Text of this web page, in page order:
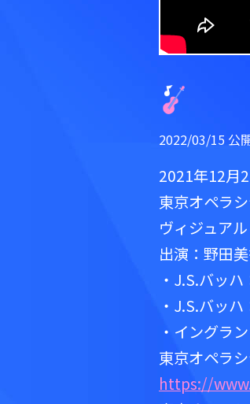
2022/03/15 公
2021年12月
東京オペラ
ヴィジュア
出演：野田美
・J.S.バッ
・J.S.バッ
・イングラ
東京オペラ
https://